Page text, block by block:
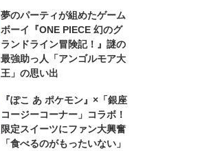
夢のパーティが組めたゲーム
ボーイ『ONE PIECE 幻のグ
ランドライン冒険記！』謎の
最強助っ人「アンゴルモア大
王」の思い出
『ぽこ あ ポケモン』×「銀座
コージーコーナー」コラボ！
限定スイーツにファン大興奮
「食べるのがもったいない」